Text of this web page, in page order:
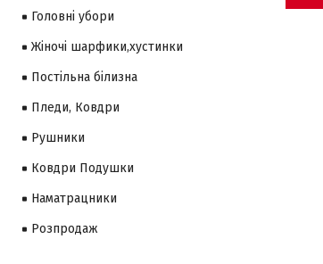
Головні убори
Жіночі шарфики,хустинки
Постільна білизна
Пледи, Ковдри
Рушники
Ковдри Подушки
Наматрацники
Розпродаж